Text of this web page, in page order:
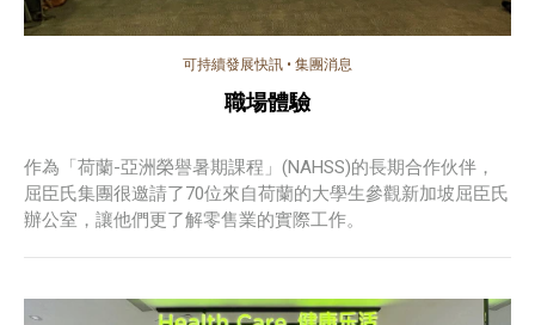
可持續發展快訊 • 集團消息
職場體驗
作為「荷蘭-亞洲榮譽暑期課程」(NAHSS)的長期合作伙伴，
屈臣氏集團很邀請了70位來自荷蘭的大學生參觀新加坡屈臣氏
辦公室，讓他們更了解零售業的實際工作。